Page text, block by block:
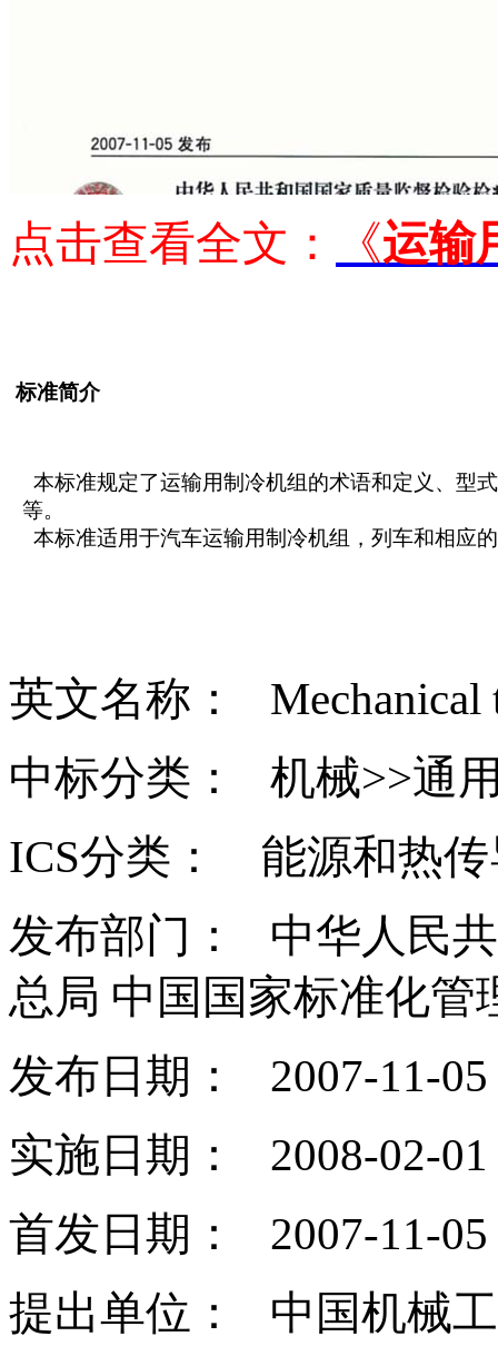
点击查看全文： 《运输
标准简介
本标准规定了运输用制冷机组的术语和定义、型
等。
本标准适用于汽车运输用制冷机组，列车和相应
英文名称： Mechanical
中标分类： 机械>>通
ICS分类： 能源和热传
发布部门： 中华人民
总局 中国国家标准化管
发布日期： 2007-11-05
实施日期： 2008-02-01
首发日期： 2007-11-05
提出单位： 中国机械